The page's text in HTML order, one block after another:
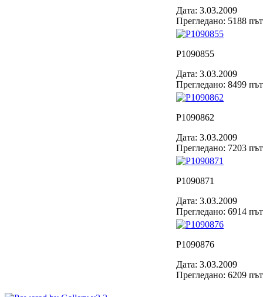
Дата: 3.03.2009
Прегледано: 5188
P1090855
Дата: 3.03.2009
Прегледано: 8499
P1090862
Дата: 3.03.2009
Прегледано: 7203
P1090871
Дата: 3.03.2009
Прегледано: 6914
P1090876
Дата: 3.03.2009
Прегледано: 6209